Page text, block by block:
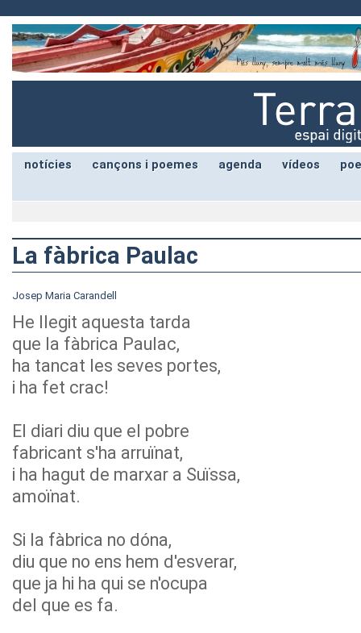
notícies cançons i poemes agenda vídeos
La fàbrica Paulac
Josep Maria Carandell
He llegit aquesta tarda
que la fàbrica Paulac,
ha tancat les seves portes,
i ha fet crac!
El diari diu que el pobre
fabricant s'ha arruïnat,
i ha hagut de marxar a Suïssa,
amoïnat.
Si la fàbrica no dóna,
diu que no ens hem d'esverar,
que ja hi ha qui se n'ocupa
del que es fa.